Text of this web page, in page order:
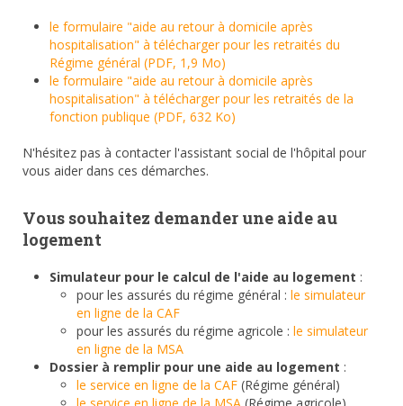
le formulaire "aide au retour à domicile après
hospitalisation" à télécharger pour les retraités du
Régime général (PDF, 1,9 Mo)
le formulaire "aide au retour à domicile après
hospitalisation" à télécharger pour les retraités de la
fonction publique (PDF, 632 Ko)
N'hésitez pas à contacter l'assistant social de l'hôpital pour
vous aider dans ces démarches.
Vous souhaitez demander une aide au
logement
Simulateur pour le calcul de l'aide au logement :
pour les assurés du régime général : le simulateur
en ligne de la CAF
pour les assurés du régime agricole : le simulateur
en ligne de la MSA
Dossier à remplir pour une aide au logement :
le service en ligne de la CAF (Régime général)
le service en ligne de la MSA (Régime agricole)